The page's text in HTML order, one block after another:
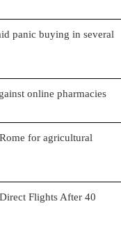
panic buying in several
online pharmacies
for agricultural
Flights After 40